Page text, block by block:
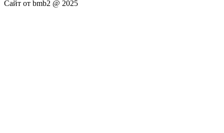
Сайт от bmb2 @ 2025